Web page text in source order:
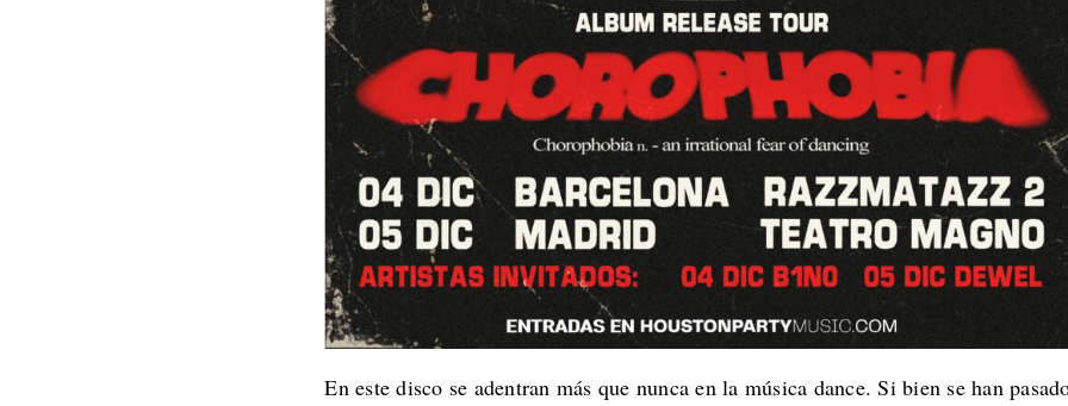
En este disco se adentran más que nunca en la música dance. Si bien se han